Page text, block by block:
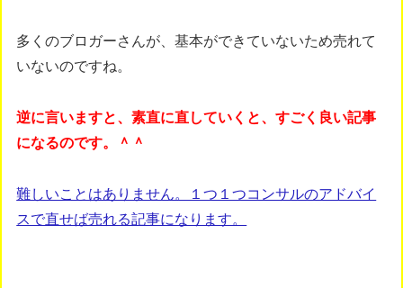
多くのブロガーさんが、基本ができていないため売れて
いないのですね。
逆に言いますと、素直に直していくと、すごく良い記事
になるのです。＾＾
難しいことはありません。１つ１つコンサルのアドバイ
スで直せば売れる記事になります。